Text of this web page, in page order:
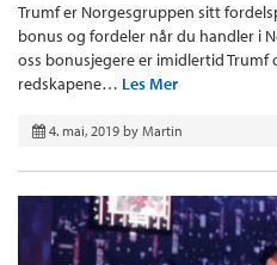
Trumf er Norgesgruppen sitt
bonus og fordeler når du handler i
oss bonusjegere er imidlertid Trumf
redskapene… Les Mer
4. mai, 2019 by Martin